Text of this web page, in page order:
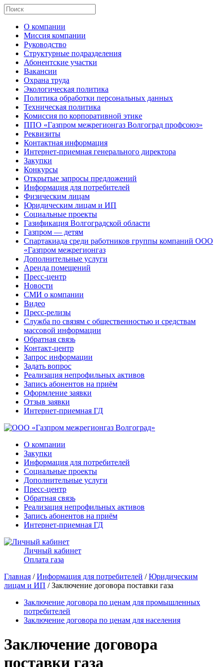
О компании
Миссия компании
Руководство
Структурные подразделения
Абонентские участки
Вакансии
Охрана труда
Экологическая политика
Политика обработки персональных данных
Техническая политика
Комиссия по корпоративной этике
ППО «Газпром межрегионгаз Волгоград профсоюз»
Реквизиты
Контактная информация
Интернет-приемная генерального директора
Закупки
Конкурсы
Открытые запросы предложений
Информация для потребителей
Физическим лицам
Юридическим лицам и ИП
Социальные проекты
Газификация Волгоградской области
Газпром — детям
Спартакиада среди работников группы компаний ООО
«Газпром межрегионгаз
Дополнительные услуги
Аренда помещений
Пресс-центр
Новости
СМИ о компании
Видео
Пресс-релизы
Служба по связям с общественностью и средствам
массовой информации
Обратная связь
Контакт-центр
Запрос информации
Задать вопрос
Реализация непрофильных активов
Запись абонентов на приём
Оформление заявки
Отзыв заявки
Интернет-приемная ГД
О компании
Закупки
Информация для потребителей
Социальные проекты
Дополнительные услуги
Пресс-центр
Обратная связь
Реализация непрофильных активов
Запись абонентов на приём
Интернет-приемная ГД
Личный кабинет
Оплата газа
Главная /Информация для потребителей /Юридическим
лицам и ИП / Заключение договора поставки газа
Заключение договора по ценам для промышленных
потребителей
Заключение договора по ценам для населения
Заключение договора
поставки газа